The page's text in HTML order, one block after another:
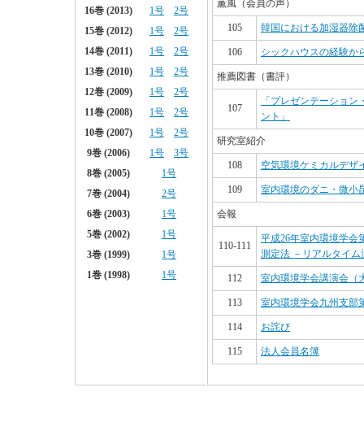
薫風（会員の声）
105 韓国における加湿器除
106 シックハウスの経験か
推薦図書（書評）
107
「プレゼンテーショ
ント」
研究室紹介
108 空気環境ケミカルデザ
109 室内環境のダニ・微小
会報
110-111
平成26年室内環境学会
測定法 －リアルタイ
112 室内環境学会講演会（
113 室内環境学会九州支部
114 お詫び
115 法人会員名簿